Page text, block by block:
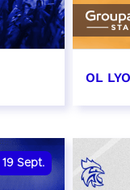
OL
19 Sept.